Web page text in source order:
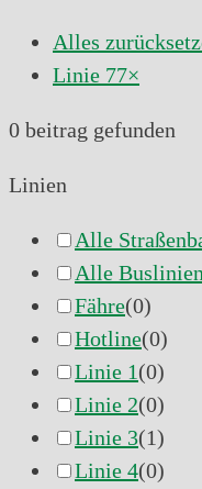
Alles
Linie 77×
0 beitrag gefunden
Linien
Alle
Alle Buslinien
Fähre(0)
Hotline(0)
Linie 1(0)
Linie 2(0)
Linie 3(1)
Linie 4(0)